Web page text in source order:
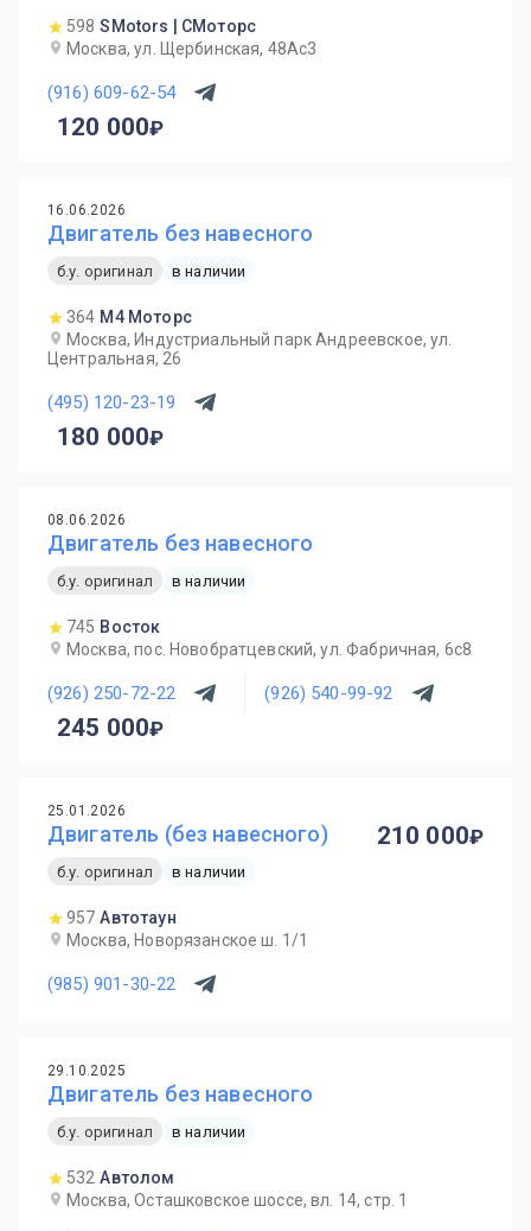
598 SMotors | СМоторс
Москва, ул. Щербинская, 48Ас3
(916) 609-62-54
120 000
16.06.2026
Двигатель без навесного
б.у. оригинал в наличии
364 М4 Моторс
Москва, Индустриальный парк Андреевское, ул.
Центральная, 26
(495) 120-23-19
180 000
08.06.2026
Двигатель без навесного
б.у. оригинал в наличии
745 Восток
Москва, пос. Новобратцевский, ул. Фабричная, 6с8
(926) 250-72-22 (926) 540-99-92
245 000
25.01.2026
Двигатель (без навесного)
б.у. оригинал в наличии
957 Автотаун
Москва, Новорязанское ш. 1/1
(985) 901-30-22
210 000
29.10.2025
Двигатель без навесного
б.у. оригинал в наличии
532 Автолом
Москва, Осташковское шоссе, вл. 14, стр. 1